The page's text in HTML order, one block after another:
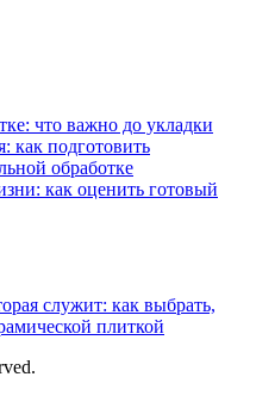
что важно до укладки
как подготовить
обработке
как оценить готовый
служит: как выбрать,
плиткой